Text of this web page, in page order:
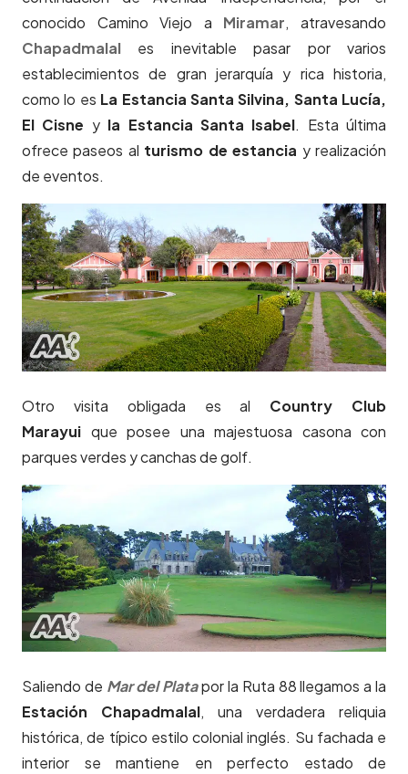
conocido Camino Viejo a Miramar, atravesando
Chapadmalal es inevitable pasar por varios
establecimientos de gran jerarquía y rica historia,
como lo es La Estancia Santa Silvina, Santa Lucía,
El Cisne yla Estancia Santa Isabel. Esta última
ofrece paseos al turismo de estancia y realización
de eventos.
Otro visita obligada es al Country Club
Marayui que posee una majestuosa casona con
parques verdes y canchas de golf.
Saliendo de Mar del Platapor la Ruta 88 llegamos a la
Estación Chapadmalal, una verdadera reliquia
histórica, de típico estilo colonial inglés. Su fachada e
interior se mantiene en perfecto estado de